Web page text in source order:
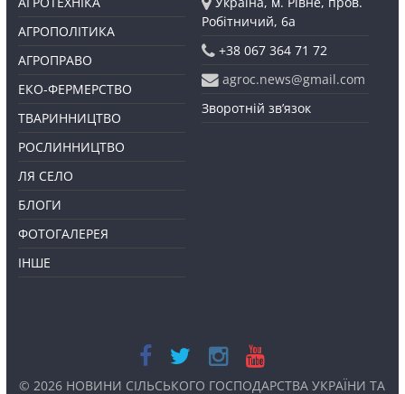
АГРОПОЛІТИКА
АГРОПРАВО
ЕКО-ФЕРМЕРСТВО
ТВАРИННИЦТВО
РОСЛИННИЦТВО
ЛЯ СЕЛО
БЛОГИ
ФОТОГАЛЕРЕЯ
ІНШЕ
Робітничий, 6а
+38 067 364 71 72
agroc.news@gmail.com
Зворотній зв’язок
© 2026 НОВИНИ СІЛЬСЬКОГО ГОСПОДАРСТВА УКРАЇНИ ТА